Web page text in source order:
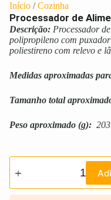
Início /Cozinha
Processador de
Descrição: Processador
polipropileno com
poliestireno com relevo e
Medidas aproximadas
Tamanho total
Peso aproximado (g): 203